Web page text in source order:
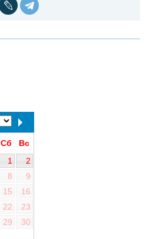
Сб
Вс
1
2
8
9
15
16
22
23
29
30